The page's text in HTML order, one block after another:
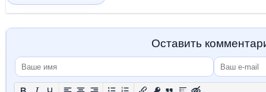
Оставить